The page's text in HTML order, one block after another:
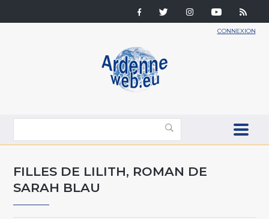
CONNEXION
FILLES DE LILITH, ROMAN DE
SARAH BLAU